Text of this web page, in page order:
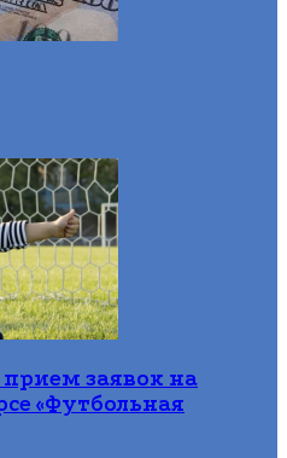
заявок на
«Футбольная